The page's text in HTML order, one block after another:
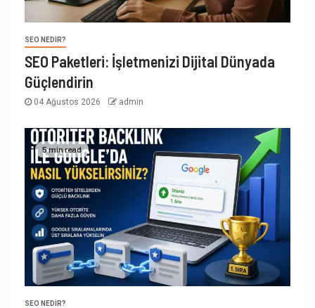
SEO NEDIR?
SEO Paketleri: İşletmenizi Dijital Dünyada
Güçlendirin
04 Ağustos 2026 admin
5 min read
SEO NEDIR?